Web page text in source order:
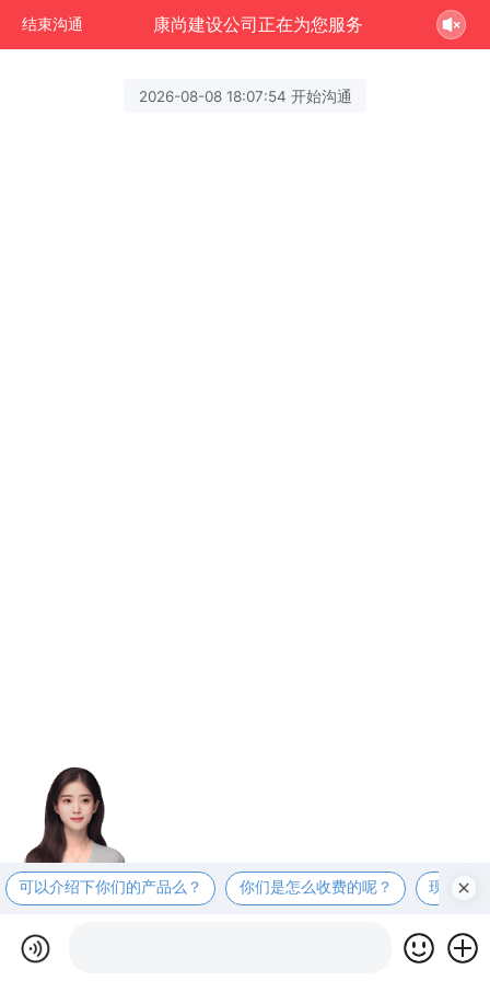
结束沟通 康尚建设公司正在为您服务
2026-08-08 18:07:54 开始沟通
可以介绍下你们的产品么？ 你们是怎么收费的呢？ 现在有